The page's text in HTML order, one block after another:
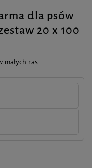
dla psów
20 x 100
małych ras